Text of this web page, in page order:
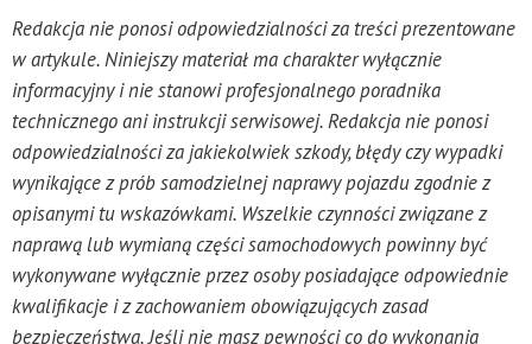
Redakcja nie ponosi odpowiedzialności za treści prezentowane
w artykule. Niniejszy materiał ma charakter wyłącznie
informacyjny i nie stanowi profesjonalnego poradnika
technicznego ani instrukcji serwisowej. Redakcja nie ponosi
odpowiedzialności za jakiekolwiek szkody, błędy czy wypadki
wynikające z prób samodzielnej naprawy pojazdu zgodnie z
opisanymi tu wskazówkami. Wszelkie czynności związane z
naprawą lub wymianą części samochodowych powinny być
wykonywane wyłącznie przez osoby posiadające odpowiednie
kwalifikacje i z zachowaniem obowiązujących zasad
bezpieczeństwa. Jeśli nie masz pewności co do wykonania